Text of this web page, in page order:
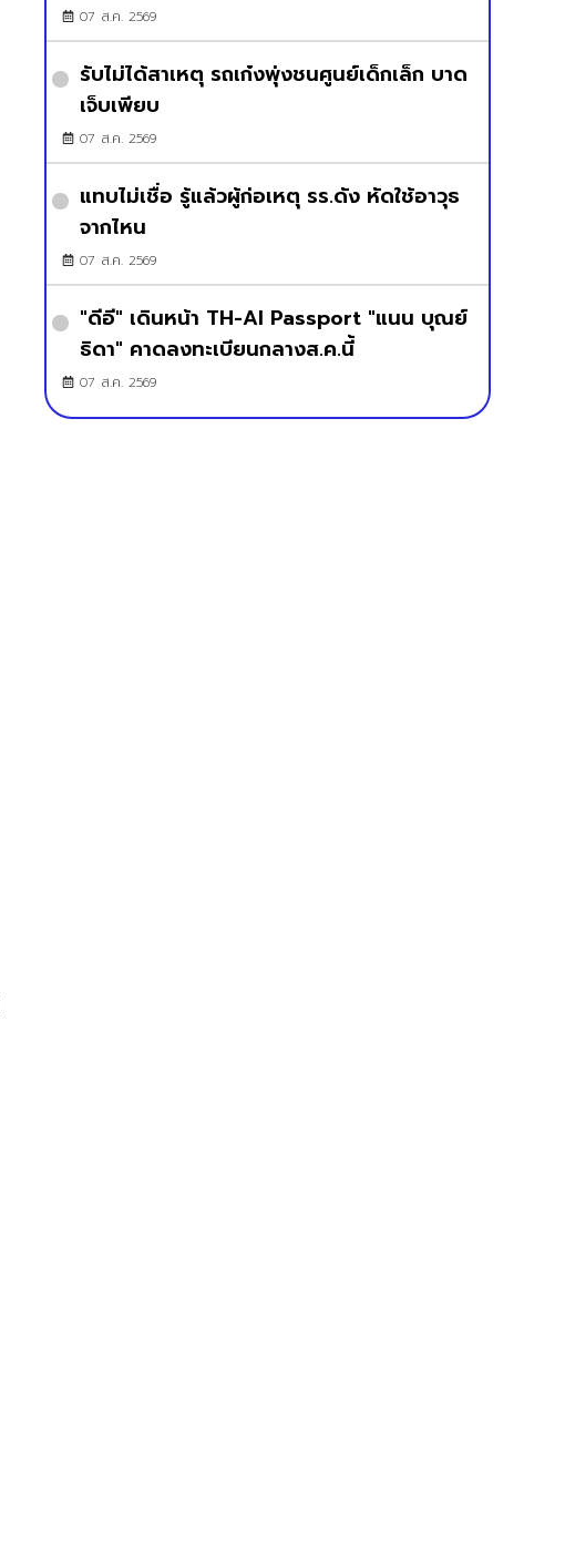
07 ส.ค. 2569
รับไม่ได้สาเหตุ รถเก๋งพุ่งชนศูนย์เด็กเล็ก บาด
เจ็บเพียบ
07 ส.ค. 2569
แทบไม่เชื่อ รู้แล้วผู้ก่อเหตุ รร.ดัง หัดใช้อาวุธ
จากไหน
07 ส.ค. 2569
"ดีอี" เดินหน้า TH-AI Passport "แนน บุณย์
ธิดา" คาดลงทะเบียนกลางส.ค.นี้
07 ส.ค. 2569